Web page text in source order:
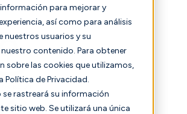
para mejorar y
así como para análisis
nuestros usuarios y su
contenido. Para obtener
sobre las cookies que utilizamos,
Política de Privacidad.
se rastreará su información
sitio web. Se utilizará una única